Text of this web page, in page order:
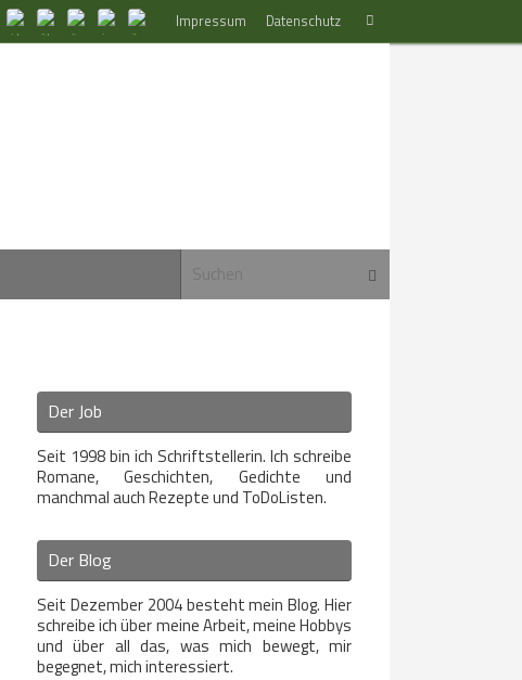
Impressum Datenschutz
nach:
Suchen
Suchen
Der Job
Seit 1998 bin ich Schriftstellerin. Ich schreibe
Romane, Geschichten, Gedichte und
manchmal auch Rezepte und ToDoListen.
Der Blog
Seit Dezember 2004 besteht mein Blog. Hier
schreibe ich über meine Arbeit, meine Hobbys
und über all das, was mich bewegt, mir
begegnet, mich interessiert.